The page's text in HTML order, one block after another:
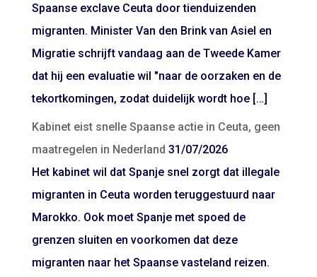
Spaanse exclave Ceuta door tienduizenden
migranten. Minister Van den Brink van Asiel en
Migratie schrijft vandaag aan de Tweede Kamer
dat hij een evaluatie wil "naar de oorzaken en de
tekortkomingen, zodat duidelijk wordt hoe […]
Kabinet eist snelle Spaanse actie in Ceuta, geen
maatregelen in Nederland 31/07/2026
Het kabinet wil dat Spanje snel zorgt dat illegale
migranten in Ceuta worden teruggestuurd naar
Marokko. Ook moet Spanje met spoed de
grenzen sluiten en voorkomen dat deze
migranten naar het Spaanse vasteland reizen.